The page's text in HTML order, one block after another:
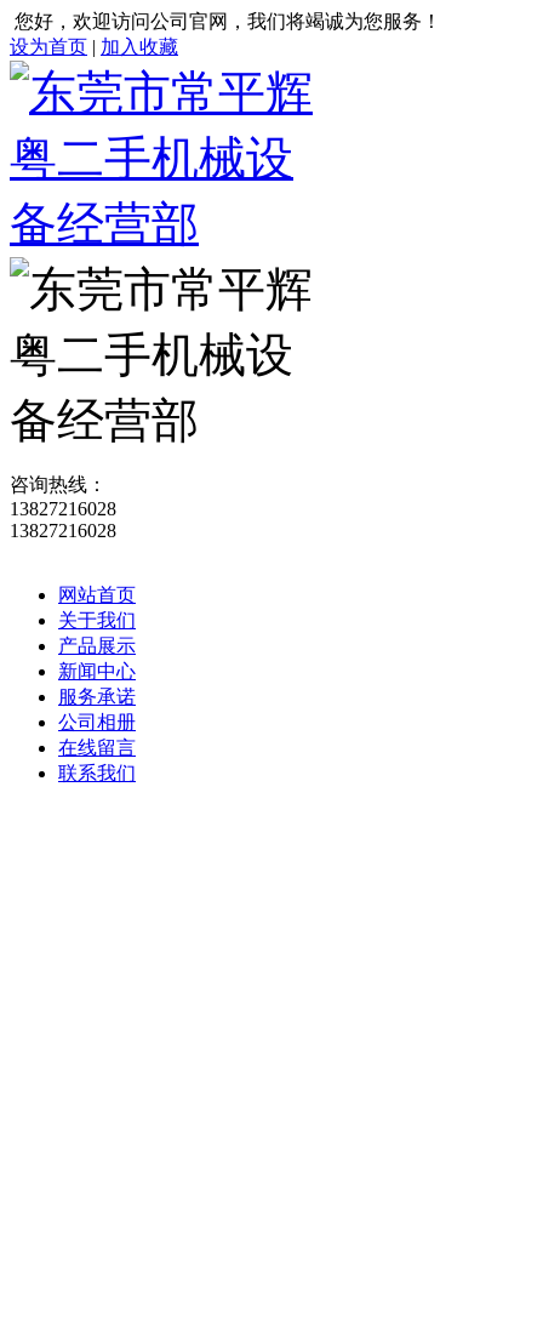
您好，欢迎访问公司官网，我们将竭诚为您服务！
设为首页 | 加入收藏
咨询热线：
13827216028
13827216028
网站首页
关于我们
产品展示
新闻中心
服务承诺
公司相册
在线留言
联系我们